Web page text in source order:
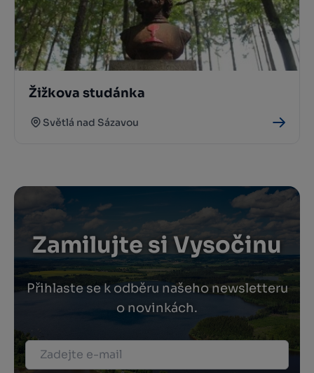
Žižkova studánka
Světlá nad Sázavou
Zamilujte si Vysočinu
Přihlaste se k odběru našeho newsletteru
o novinkách.